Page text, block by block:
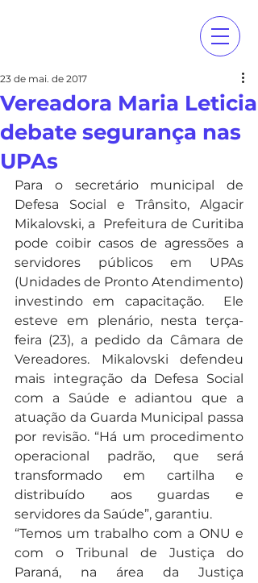
Vereadora Maria Leticia
debate segurança nas
UPAs
23 de mai. de 2017
Para o secretário municipal de
Defesa Social e Trânsito, Algacir
Mikalovski, a  Prefeitura de Curitiba
pode coibir casos de agressões a
servidores públicos em UPAs
(Unidades de Pronto Atendimento)
investindo em capacitação.  Ele
esteve em plenário, nesta terça-
feira (23), a pedido da Câmara de
Vereadores. Mikalovski defendeu
mais integração da Defesa Social
com a Saúde e adiantou que a
atuação da Guarda Municipal passa
por revisão. “Há um procedimento
operacional padrão, que será
transformado em cartilha e
distribuído aos guardas e
servidores da Saúde”, garantiu.
“Temos um trabalho com a ONU e
com o Tribunal de Justiça do
Paraná, na área da Justiça